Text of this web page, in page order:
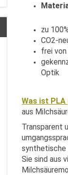
zu
CO2-
frei
Optik
Was ist
aus
Transparent
synthetische
Sie sind aus